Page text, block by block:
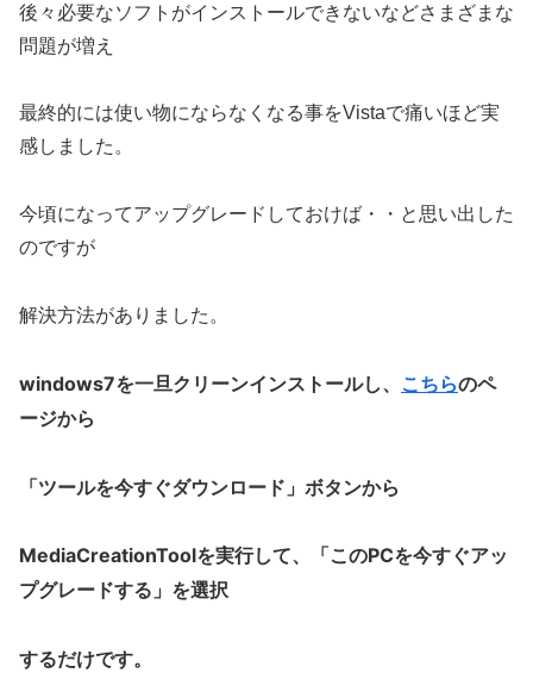
後々必要なソフトがインストールできないなどさまざまな
問題が増え
最終的には使い物にならなくなる事をVistaで痛いほど実
感しました。
今頃になってアップグレードしておけば・・と思い出した
のですが
解決方法がありました。
windows7を一旦クリーンインストールし、 こちらのペ
ージから
「ツールを今すぐダウンロード」ボタンから
MediaCreationToolを実行して、「このPCを今すぐアッ
プグレードする」を選択
するだけです。